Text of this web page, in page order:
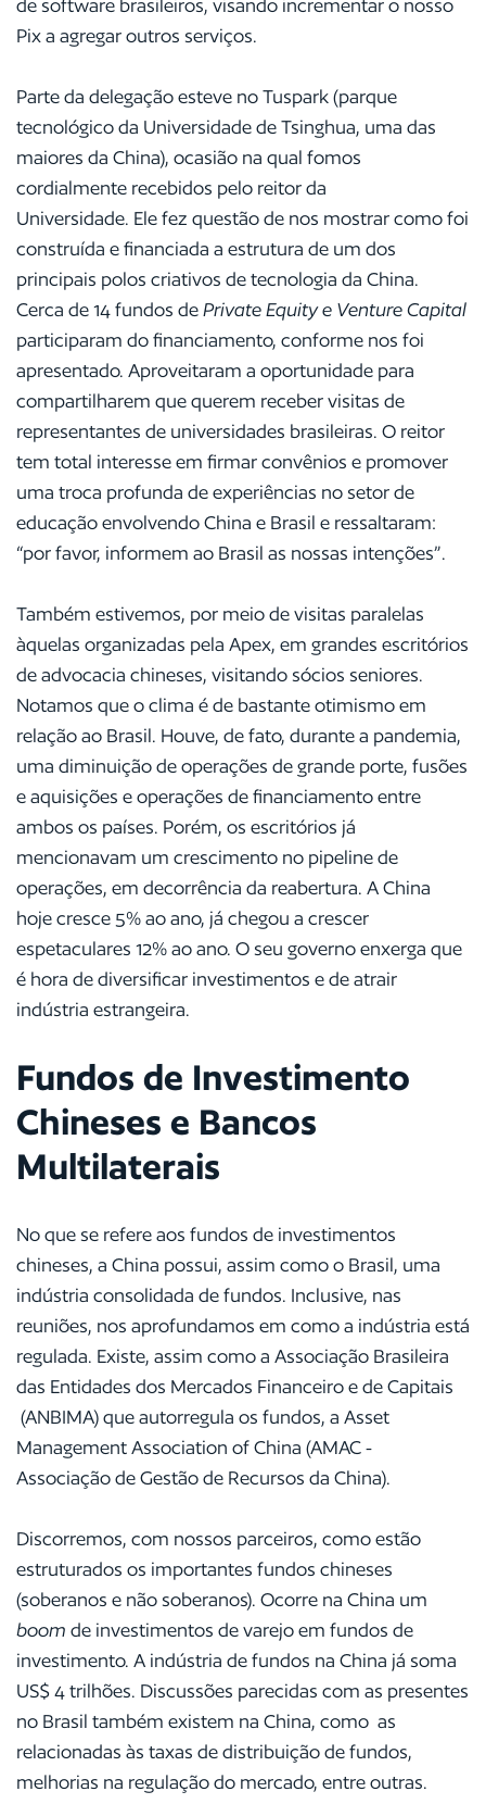
de software brasileiros, visando incrementar o nosso
Pix a agregar outros serviços.
Parte da delegação esteve no Tuspark (parque
tecnológico da Universidade de Tsinghua, uma das
maiores da China), ocasião na qual fomos
cordialmente recebidos pelo reitor da
Universidade. Ele fez questão de nos mostrar como foi
construída e financiada a estrutura de um dos
principais polos criativos de tecnologia da China.
Cerca de 14 fundos dePrivate Equity e Venture Capital
participaram do financiamento, conforme nos foi
apresentado. Aproveitaram a oportunidade para
compartilharem que querem receber visitas de
representantes de universidades brasileiras. O reitor
tem total interesse em firmar convênios e promover
uma troca profunda de experiências no setor de
educação envolvendo China e Brasil e ressaltaram:
“por favor, informem ao Brasil as nossas intenções”.
Também estivemos, por meio de visitas paralelas
àquelas organizadas pela Apex, em grandes escritórios
de advocacia chineses, visitando sócios seniores.
Notamos que o clima é de bastante otimismo em
relação ao Brasil. Houve, de fato, durante a pandemia,
uma diminuição de operações de grande porte, fusões
e aquisições e operações de financiamento entre
ambos os países. Porém, os escritórios já
mencionavam um crescimento no pipeline de
operações, em decorrência da reabertura. A China
hoje cresce 5% ao ano, já chegou a crescer
espetaculares 12% ao ano. O seu governo enxerga que
é hora de diversificar investimentos e de atrair
indústria estrangeira.
Fundos de Investimento
Chineses e Bancos
Multilaterais
No que se refere aos fundos de investimentos
chineses, a China possui, assim como o Brasil, uma
indústria consolidada de fundos. Inclusive, nas
reuniões, nos aprofundamos em como a indústria está
regulada. Existe, assim como a Associação Brasileira
das Entidades dos Mercados Financeiro e de Capitais
(ANBIMA) que autorregula os fundos, a Asset
Management Association of China (AMAC -
Associação de Gestão de Recursos da China).
Discorremos, com nossos parceiros, como estão
estruturados os importantes fundos chineses
(soberanos e não soberanos). Ocorre na China um
boom de investimentos de varejo em fundos de
investimento. A indústria de fundos na China já soma
US$ 4 trilhões. Discussões parecidas com as presentes
no Brasil também existem na China, como as
relacionadas às taxas de distribuição de fundos,
melhorias na regulação do mercado, entre outras.